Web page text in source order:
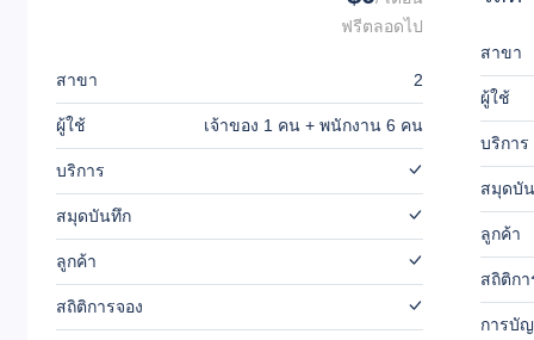
ฟรีตลอดไป
สาขา 2
ผู้ใช้ เจ้าของ 1 คน + พนักงาน 6 คน
บริการ
สมุดบันทึก
ลูกค้า
สถิติการจอง
สาขา
ผู้ใช้
บริการ
สมุดบั
ลูกค้า
สถิติกา
การบั